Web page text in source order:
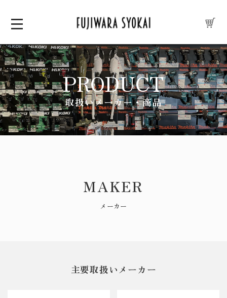
PRODUCT
取扱いメーカー・商品
MAKER
メーカー
主要取扱いメーカー